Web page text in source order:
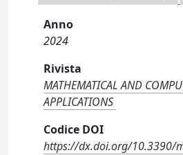
Anno
2024
Rivista
MATHEMATICAL AND
APPLICATIONS
Codice DOI
https://dx.doi.org/10.3390/